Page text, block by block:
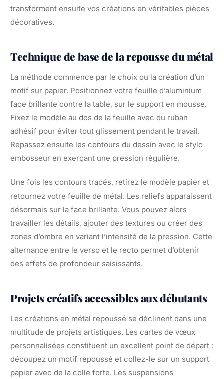
transforment ensuite vos créations en véritables pièces
décoratives.
Technique de base de la repousse du métal
La méthode commence par le choix ou la création d’un
motif sur papier. Positionnez votre feuille d’aluminium
face brillante contre la table, sur le support en mousse.
Fixez le modèle au dos de la feuille avec du ruban
adhésif pour éviter tout glissement pendant le travail.
Repassez ensuite les contours du dessin avec le stylo
embosseur en exerçant une pression régulière.
Une fois les contours tracés, retirez le modèle papier et
retournez votre feuille de métal. Les reliefs apparaissent
désormais sur la face brillante. Vous pouvez alors
travailler les détails, ajouter des textures ou créer des
zones d’ombre en variant l’intensité de la pression. Cette
alternance entre le verso et le recto permet d’obtenir
des effets de profondeur saisissants.
Projets créatifs accessibles aux débutants
Les créations en métal repoussé se déclinent dans une
multitude de projets artistiques. Les cartes de vœux
personnalisées constituent un excellent point de départ :
découpez un motif repoussé et collez-le sur un support
papier avec de la colle forte. Les suspensions